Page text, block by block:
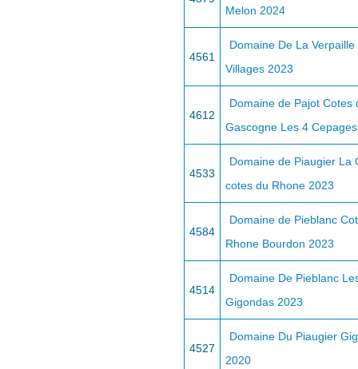
Melon 2024
4561
Domaine De La
Villages 2023
4612
Domaine de Pajot Cotes
Gascogne Les 4
4533
Domaine de Piaugier La
cotes du Rhone 2023
4584
Domaine de Pieblanc
Rhone Bourdon 2023
4514
Domaine De Pieblanc
Gigondas 2023
4527
Domaine Du Piaugier
2020